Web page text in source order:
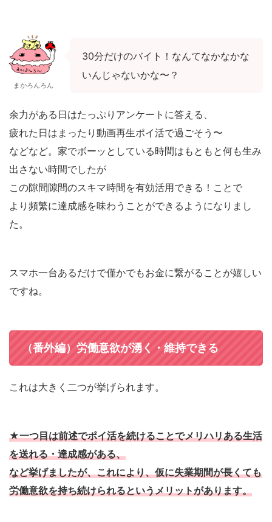
まかろんろん
30分だけのバイト！なんてなかなかな
いんじゃないかな〜？
余力がある日はたっぷりアンケートに答える、
疲れた日はまったり動画再生ポイ活で過ごそう〜
などなど。 家でボーッとしている時間はもともと何も生み
出さない時間でしたが
この隙間隙間のスキマ時間を有効活用できる！ことで
より頻繁に達成感を味わうことができるようになりまし
た。
スマホ一台あるだけで僅かでもお金に繋がることが嬉しい
ですね。
（番外編）労働意欲が湧く・維持できる
これは大きく二つが挙げられます。
★一つ目は前述でポイ活を続けることでメリハリある生活
を送れる・達成感がある、
など挙げましたが、これにより、仮に失業期間が長くても
労働意欲を持ち続けられるというメリットがあります。